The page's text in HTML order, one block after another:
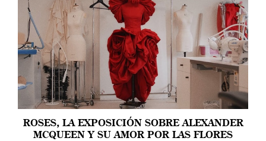
ROSES, LA EXPOSICIÓN SOBRE ALEXANDER
MCQUEEN Y SU AMOR POR LAS FLORES